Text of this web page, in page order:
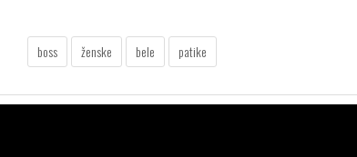
boss ženske bele patike